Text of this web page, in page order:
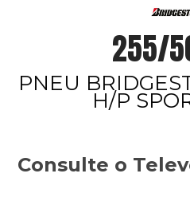
255/
PNEU
H/P
Consulte o